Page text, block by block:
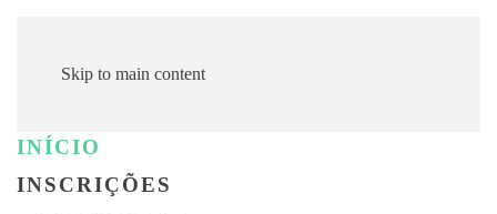
Skip to main content
INÍCIO
INSCRIÇÕES